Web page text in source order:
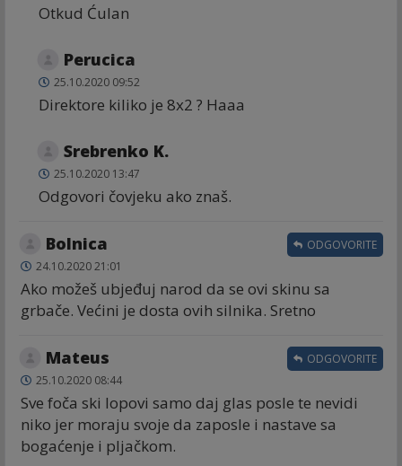
Otkud Ćulan
Perucica
25.10.2020 09:52
Direktore kiliko je 8x2 ? Haaa
Srebrenko K.
25.10.2020 13:47
Odgovori čovjeku ako znaš.
Bolnica
24.10.2020 21:01
Ako možeš ubjeđuj narod da se ovi skinu sa
grbače. Većini je dosta ovih silnika. Sretno
ODGOVORITE
Mateus
25.10.2020 08:44
Sve foča ski lopovi samo daj glas posle te nevidi
niko jer moraju svoje da zaposle i nastave sa
bogaćenje i pljačkom.
ODGOVORITE